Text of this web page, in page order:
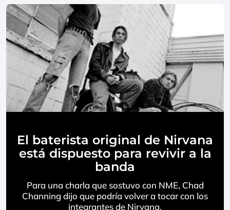
El baterista original de Nirvana
está dispuesto para revivir a la
banda
Para una charla que sostuvo con NME, Chad
Channing dijo que podría volver a tocar con los
integrantes de Nirvana.